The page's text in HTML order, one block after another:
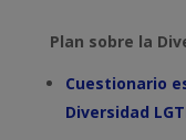
Plan sobre la
Cuestionario
Diversidad